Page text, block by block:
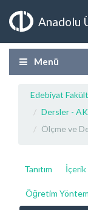
Anadolu
Menü
Edebiyat
Dersler -
Ölçme ve
Tanıtım İçerik
Öğretim